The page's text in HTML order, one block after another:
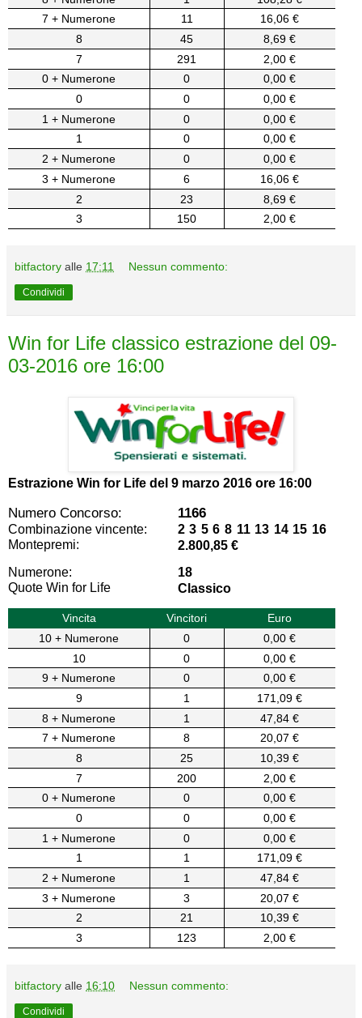
7 + Numerone
11
16,06 €
8
45
8,69 €
7
291
2,00 €
0 + Numerone
0
0,00 €
0
0
0,00 €
1 + Numerone
0
0,00 €
1
0
0,00 €
2 + Numerone
0
0,00 €
3 + Numerone
6
16,06 €
2
23
8,69 €
3
150 2,00 €
bitfactory alle 17:11 Nessun commento:
Condividi
Win for Life classico estrazione del 09-
03-2016 ore 16:00
Estrazione Win for Life del 9 marzo 2016 ore 16:00
Numero Concorso: 1166
Combinazione vincente:
2 3 5 6 8 11 13 14 15 16
Montepremi:
2.800,85 €
Numerone:
18
Quote Win for Life
Classico
Vincita Vincitori
Euro
10 + Numerone
0
0,00 €
10
0
0,00 €
9 + Numerone
0
0,00 €
9
1
171,09 €
8 + Numerone
1
47,84 €
7 + Numerone
8
20,07 €
8
25
10,39 €
7
200
2,00 €
0 + Numerone
0
0,00 €
0
0
0,00 €
1 + Numerone
0
0,00 €
1
1
171,09 €
2 + Numerone
1
47,84 €
3 + Numerone
3
20,07 €
2
21
10,39 €
3
123 2,00 €
bitfactory alle 16:10 Nessun commento:
Condividi